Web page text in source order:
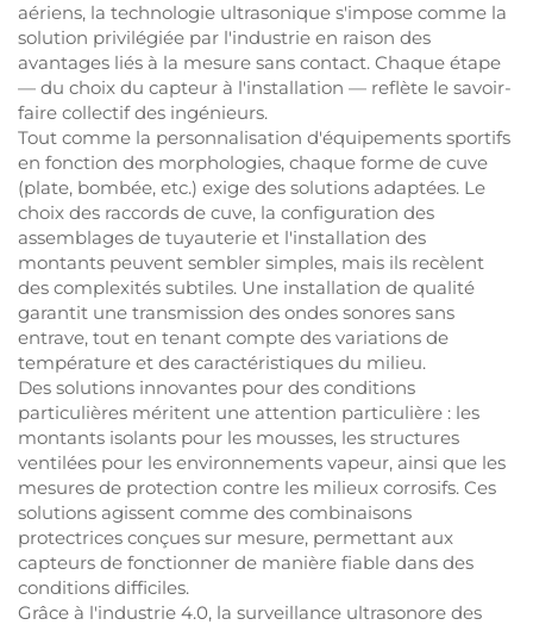
aériens, la technologie ultrasonique s'impose comme la
solution privilégiée par l'industrie en raison des
avantages liés à la mesure sans contact. Chaque étape
— du choix du capteur à l'installation — reflète le savoir-
faire collectif des ingénieurs.
Tout comme la personnalisation d'équipements sportifs
en fonction des morphologies, chaque forme de cuve
(plate, bombée, etc.) exige des solutions adaptées. Le
choix des raccords de cuve, la configuration des
assemblages de tuyauterie et l'installation des
montants peuvent sembler simples, mais ils recèlent
des complexités subtiles. Une installation de qualité
garantit une transmission des ondes sonores sans
entrave, tout en tenant compte des variations de
température et des caractéristiques du milieu.
Des solutions innovantes pour des conditions
particulières méritent une attention particulière : les
montants isolants pour les mousses, les structures
ventilées pour les environnements vapeur, ainsi que les
mesures de protection contre les milieux corrosifs. Ces
solutions agissent comme des combinaisons
protectrices conçues sur mesure, permettant aux
capteurs de fonctionner de manière fiable dans des
conditions difficiles.
Grâce à l'industrie 4.0, la surveillance ultrasonore des